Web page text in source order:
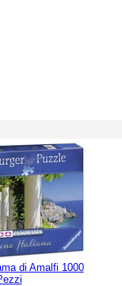
di Amalfi 1000